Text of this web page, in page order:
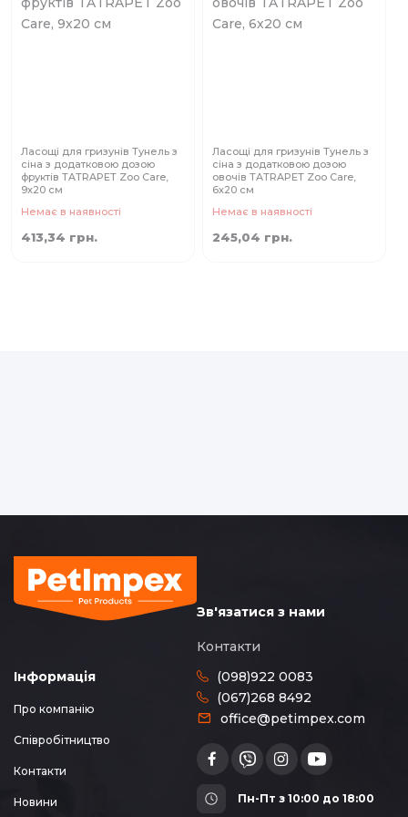
Ласощі для гризунів Тунель з
сіна з додатковою дозою
фруктів TATRAPET Zoo Care,
9х20 см
Немає в наявності
413,34 грн.
Ласощі для гризунів Тунель з
сіна з додатковою дозою
овочів TATRAPET Zoo Care,
6х20 см
Немає в наявності
245,04 грн.
Інформація
Про компанію
Співробітництво
Контакти
Новини
Зв'язатися з нами
Контакти
(098)922 0083
(067)268 8492
office@petimpex.com
Пн-Пт з 10:00 до 18:00